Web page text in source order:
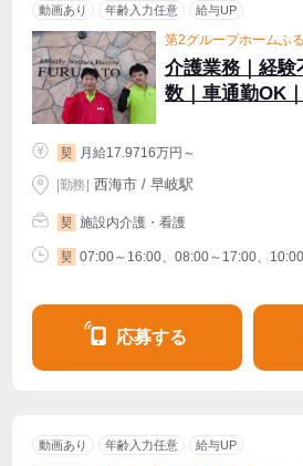
動画あり 年齢入力任意 給与UP
第2グループホームふ
介護業務｜経験
数｜車通勤OK
契 月給17.9716万円～
|勤務 西海市 / 早岐駅
契 施設内介護・看護
契 07:00～16:00、08:00～17:00、
応募する
動画あり 年齢入力任意 給与UP